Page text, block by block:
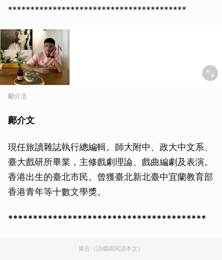
****************************************
鄺介文
鄺介文
現任旅讀雜誌執行總編輯。師大附中、政大中文系、
臺大戲研所畢業，主修戲劇理論、戲曲編劇及表演。
香港出生的臺北市民。曾獲臺北新北臺中宜蘭教育部
香港青年等十數文學獎。
****************************************
廣告（請繼續閱讀本文）